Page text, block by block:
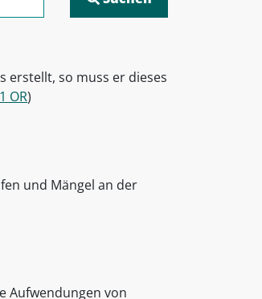
erstellt, so muss er dieses
OR)
und Mängel an der
Aufwendungen von